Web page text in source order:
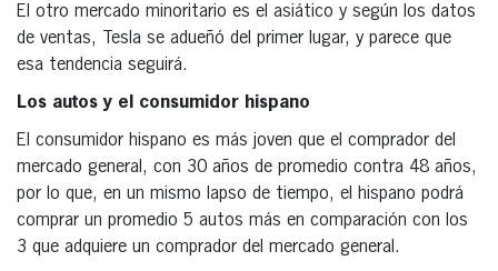
El otro mercado minoritario es el asiático y según los datos
de ventas, Tesla se adueñó del primer lugar, y parece que
esa tendencia seguirá.
Los autos y el consumidor hispano
El consumidor hispano es más joven que el comprador del
mercado general, con 30 años de promedio contra 48 años,
por lo que, en un mismo lapso de tiempo, el hispano podrá
comprar un promedio 5 autos más en comparación con los
3 que adquiere un comprador del mercado general.